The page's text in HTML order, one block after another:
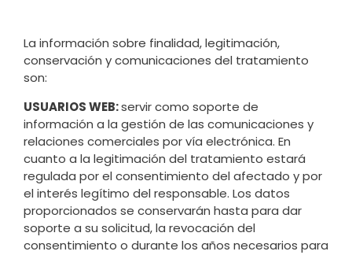
La información sobre finalidad, legitimación,
conservación y comunicaciones del tratamiento
son:
USUARIOS WEB:servir como soporte de
información a la gestión de las comunicaciones y
relaciones comerciales por vía electrónica. En
cuanto a la legitimación del tratamiento estará
regulada por el consentimiento del afectado y por
el interés legítimo del responsable. Los datos
proporcionados se conservarán hasta para dar
soporte a su solicitud, la revocación del
consentimiento o durante los años necesarios para